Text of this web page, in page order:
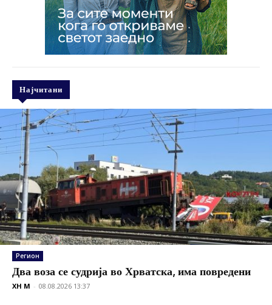
Најчитани
Регион
Два воза се судрија во Хрватска, има повредени
XH M - 08.08.2026 13:37